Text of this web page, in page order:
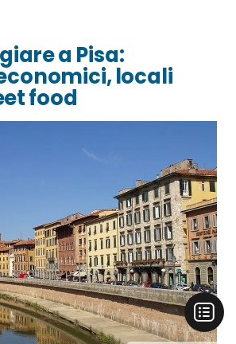
a Pisa:
locali
food